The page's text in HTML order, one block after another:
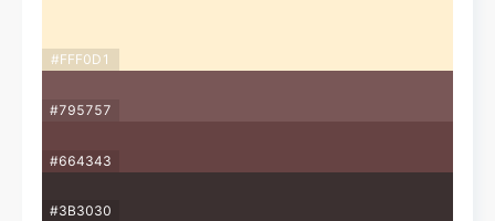
#FFF0D1
#795757
#664343
#3B3030